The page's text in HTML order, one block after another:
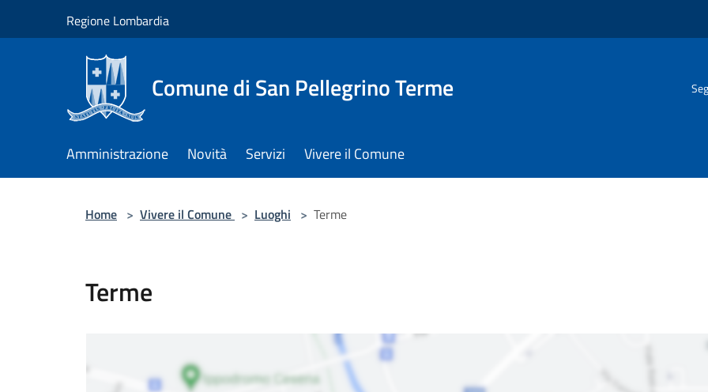
Regione Lombardia
Comune di San Pellegrino Terme
Amministrazione Novità Servizi Vivere il Comune
Home > Vivere il Comune > Luoghi > Terme
Terme